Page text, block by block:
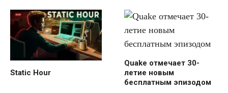
Static Hour
Quake отмечает 30-
летие новым
бесплатным эпизодом